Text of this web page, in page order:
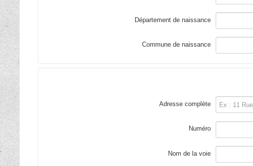
Département de naissance
Commune de naissance
Adresse complète
Numéro
Nom de la voie